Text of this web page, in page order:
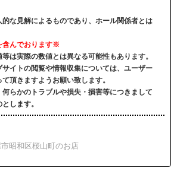
的な見解によるものであり、ホール関係者とは
含んでおります※
は実際の数値とは異なる可能性もあります。
イトの閲覧や情報収集については、ユーザー
頂きますようお願い致します。
らかのトラブルや損失・損害等につきまして
します。
昭和区桜山町のお店